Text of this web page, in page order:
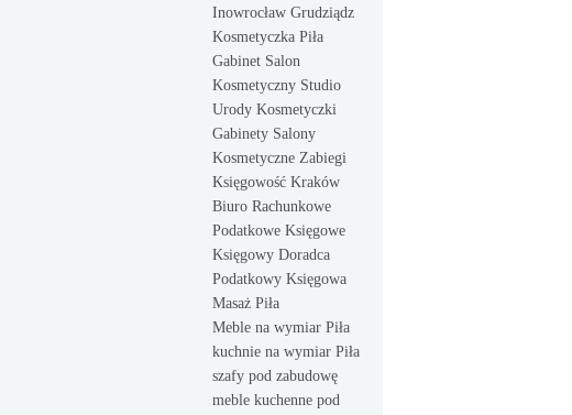
Inowrocław Grudziądz
Kosmetyczka Piła
Gabinet Salon
Kosmetyczny Studio
Urody Kosmetyczki
Gabinety Salony
Kosmetyczne Zabiegi
Księgowość Kraków
Biuro Rachunkowe
Podatkowe Księgowe
Księgowy Doradca
Podatkowy Księgowa
Masaż Piła
Meble na wymiar Piła
kuchnie na wymiar Piła
szafy pod zabudowę
meble kuchenne pod